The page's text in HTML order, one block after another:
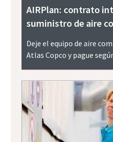
AIRPlan: contrato
suministro de aire
Deje el equipo de aire
Atlas Copco y pague